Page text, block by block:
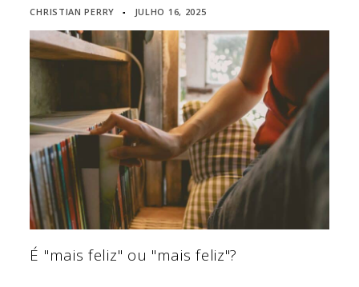
CHRISTIAN PERRY ▪ JULHO 16, 2025
É "mais feliz" ou "mais feliz"?